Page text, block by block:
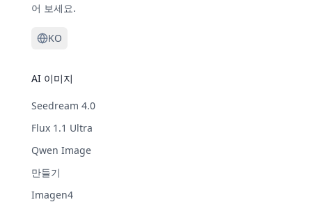
어 보세요.
KO
AI 이미지
Seedream 4.0
Flux 1.1 Ultra
Qwen Image
만들기
Imagen4